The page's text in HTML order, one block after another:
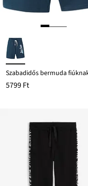
5799 Ft